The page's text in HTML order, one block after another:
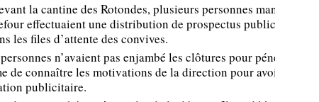
la cantine des Rotondes, plusieurs personnes mandatées
effectuaient une distribution de prospectus publicitaires à
les files d’attente des convives.
n’avaient pas enjambé les clôtures pour pénétrer sur
de connaître les motivations de la direction pour avoir
publicitaire.